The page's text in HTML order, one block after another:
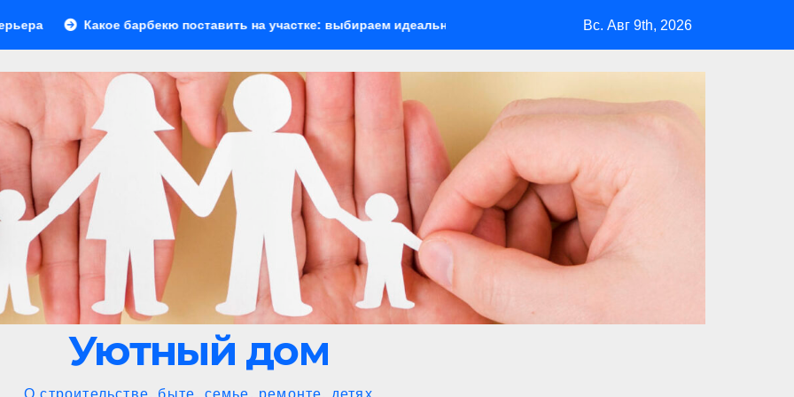
барбекю поставить на участке: выбираем идеальное решение для отдыха на природе Куда полететь летом: лучшие
Вс. Авг 9th, 2026
Уютный дом
О строительстве, быте, семье, ремонте, детях